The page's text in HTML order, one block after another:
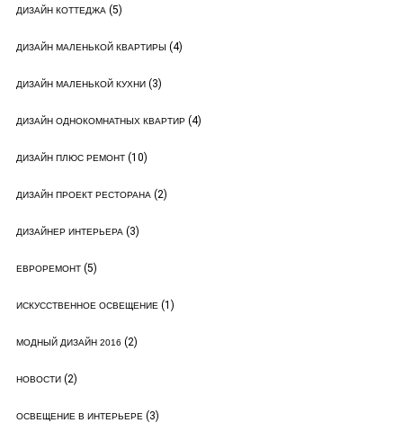
ДИЗАЙН КОТТЕДЖА(5)
ДИЗАЙН МАЛЕНЬКОЙ КВАРТИРЫ (4)
ДИЗАЙН МАЛЕНЬКОЙ КУХНИ(3)
ДИЗАЙН ОДНОКОМНАТНЫХ КВАРТИР(4)
ДИЗАЙН ПЛЮС РЕМОНТ(10)
ДИЗАЙН ПРОЕКТ РЕСТОРАНА(2)
ДИЗАЙНЕР ИНТЕРЬЕРА(3)
ЕВРОРЕМОНТ(5)
ИСКУССТВЕННОЕ ОСВЕЩЕНИЕ(1)
МОДНЫЙ ДИЗАЙН 2016 (2)
НОВОСТИ(2)
ОСВЕЩЕНИЕ В ИНТЕРЬЕРЕ(3)